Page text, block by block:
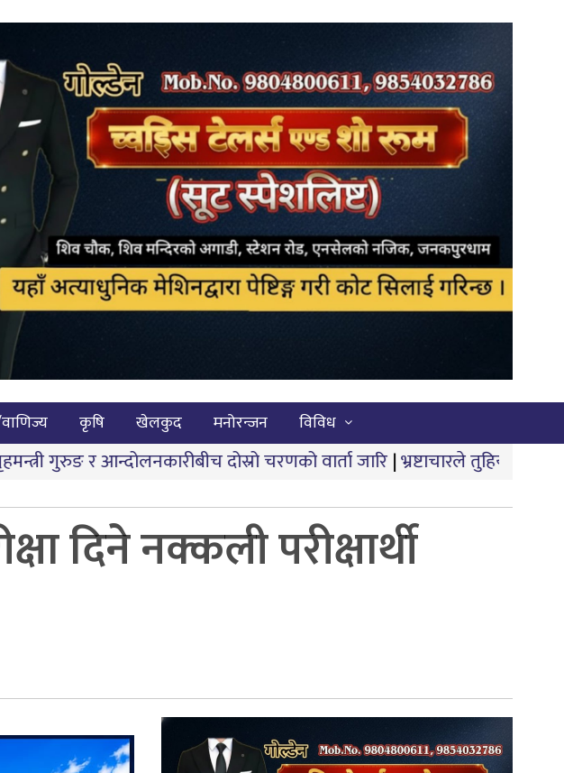
कृषि खेलकुद मनोरन्जन विविध
दोस्रो चरणको वार्ता जारि|भ्रष्टाचारले तुहियो ‘मुख्यमन्त्री बेटी पढाऊँ,
दिने नक्कली परीक्षार्थी